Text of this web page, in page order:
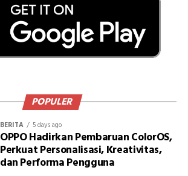
POPULER
BERITA 5 days ago
OPPO Hadirkan Pembaruan ColorOS,
Perkuat Personalisasi, Kreativitas,
dan Performa Pengguna